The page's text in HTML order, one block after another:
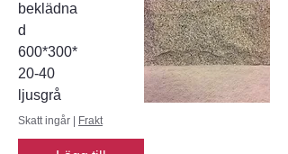
beklädna
d
600*300*
20-40
ljusgrå
Skatt ingår Frakt